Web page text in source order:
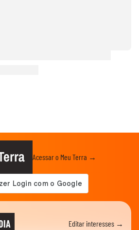
Acessar o Meu Terra →
Editar interesses →